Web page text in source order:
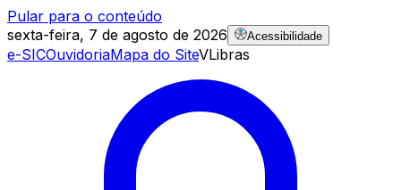
Pular para o conteúdo
sexta-feira, 7 de agosto de 2026
Acessibilidade
e-SICOuvidoriaMapa do SiteVLibras